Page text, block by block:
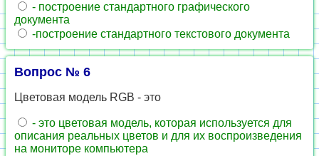
- построение стандартного графического
документа
-построение стандартного текстового документа
Вопрос № 6
Цветовая модель RGB - это
- это цветовая модель, которая используется для
описания реальных цветов и для их воспроизведения
на мониторе компьютера